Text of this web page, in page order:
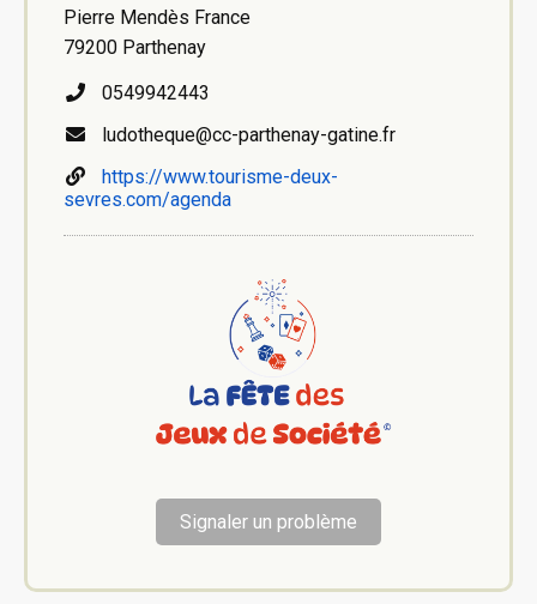
Pierre Mendès France
79200 Parthenay
0549942443
ludotheque@cc-parthenay-gatine.fr
https://www.tourisme-deux-
sevres.com/agenda
Signaler un problème